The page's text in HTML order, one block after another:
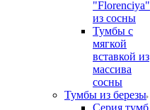
"Florenciya"
из сосны
Тумбы с
мягкой
вставкой из
массива
сосны
Тумбы из березы
Серия тумб